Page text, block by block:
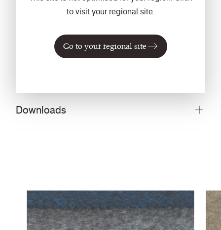
to visit your regional site.
Go to your regional site
Ausstattung 5 Jahre Garantie
Downloads
Stoffmusterkarte PDF
IMAGERY
Super Trim Tileable Images ZIP